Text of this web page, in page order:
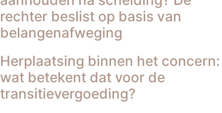
rechter beslist op basis van
belangenafweging
Herplaatsing binnen het concern:
wat betekent dat voor de
transitievergoeding?